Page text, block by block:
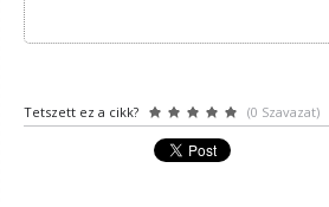
Tetszett ez a cikk? (0 Szavazat)